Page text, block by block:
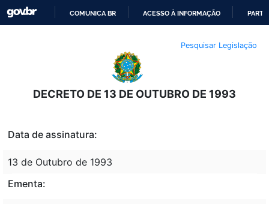
O
CONTEÚDO
COMUNICA BR ACESSO À INFORMAÇÃO
Pesquisar Legislação
DECRETO DE 13 DE OUTUBRO DE 1993
Data de assinatura:
13 de Outubro de 1993
Ementa: